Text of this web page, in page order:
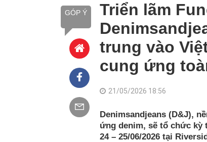
GÓP Ý
Triển lãm
trung vào
cung ứng
21/05/2026 18:56
Denimsandjeans (D&J),
ứng denim, sẽ tổ chức kỳ
24 – 25/06/2026 tại